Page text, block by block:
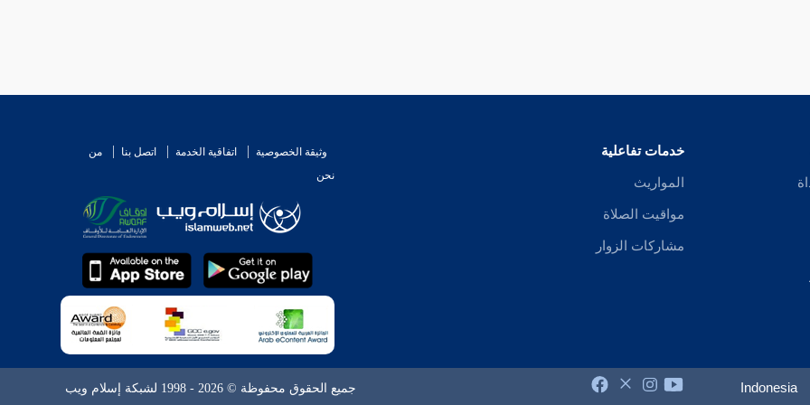
خدمات تفاعلية
المواريث
مواقيت الصلاة
مشاركات الزوار
وثيقة الخصوصية اتفاقية الخدمة اتصل بنا
من
نحن
Indonesia جميع الحقوق محفوظة © 2026 - 1998 لشبكة إسلام ويب